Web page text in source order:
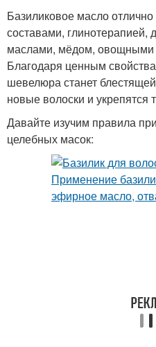
Базиликовое масло
составами,
маслами, мёдом, овощными
Благодаря ценным
шевелюра станет
новые волоски и укрепятся
Давайте изучим правила
целебных масок: